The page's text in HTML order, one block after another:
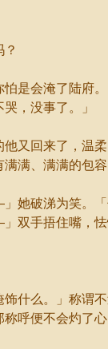
会淹了陆府。
，没事了。」
又回来了，温柔
满、满满的包容
破涕为笑。「
双手捂住嘴，怯
么。」称谓不
呼便不会灼了心